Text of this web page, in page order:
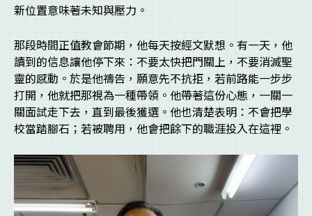
新位置意味著未知與壓力。
那段時間正值教會節期，他每天按經文默想。有一天，他
讀到的信息讓他停下來：不要太快把門關上，不要消滅聖
靈的感動。於是他禱告，願意先不抗拒，若前路能一步步
打開，他就把那視為一種帶領。他帶著這份心態，一關一
關面試走下去，直到最後獲選。他也清楚表明：不會把學
校當踏腳石；若被聘用，他會把餘下的職涯投入在這裡。